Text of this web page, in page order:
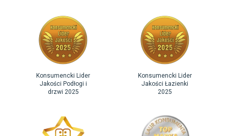
Konsumencki Lider
Jakości Podłogi i
drzwi 2025
Konsumencki Lider
Jakości Łazienki
2025